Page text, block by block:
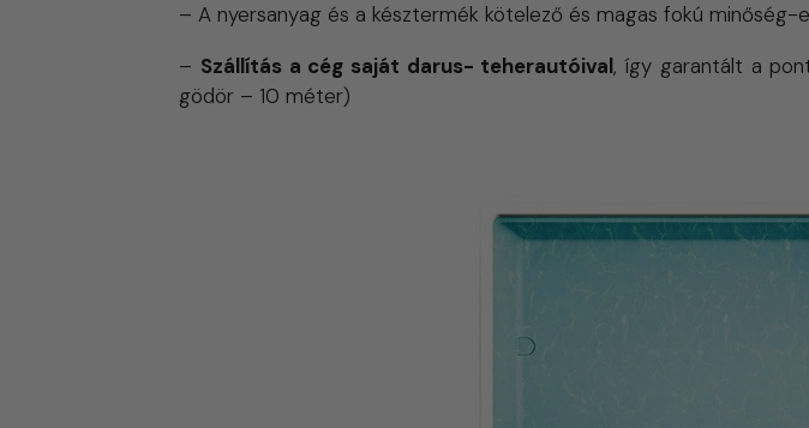
– A nyersanyag és a késztermék kötelező és magas fokú minőség-
– Szállítás a cég saját darus- teherautóival, így garantált a
gödör – 10 méter)